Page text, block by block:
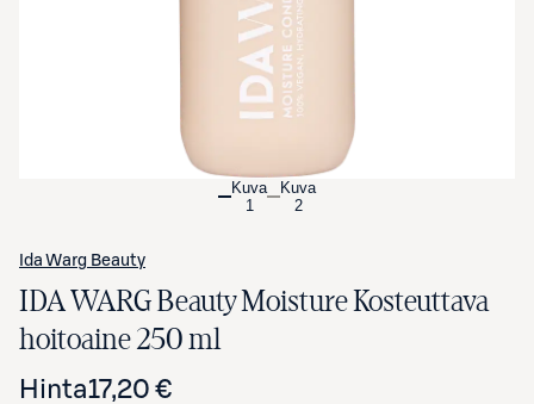
Kuva
1
Kuva
2
Ida Warg Beauty
IDA WARG Beauty Moisture Kosteuttava
hoitoaine 250 ml
Hinta17,20 €